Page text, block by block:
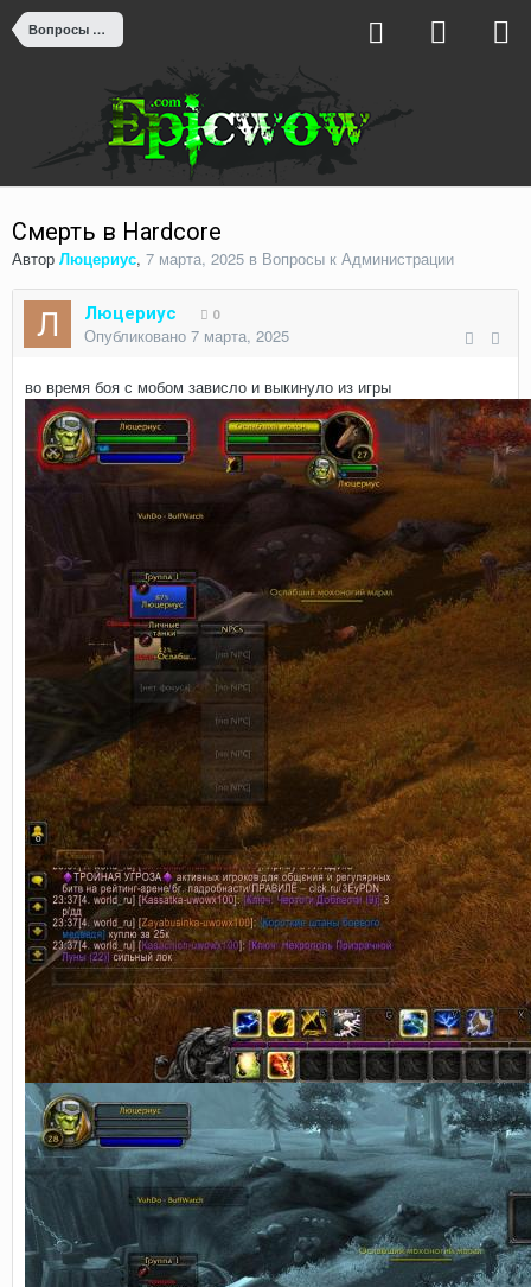
Вопросы к Администрации
Смерть в Hardcore
Автор Люцериус, 7 марта, 2025 в Вопросы к Администрации
Люцериус 0
Опубликовано 7 марта, 2025
во время боя с мобом зависло и выкинуло из игры